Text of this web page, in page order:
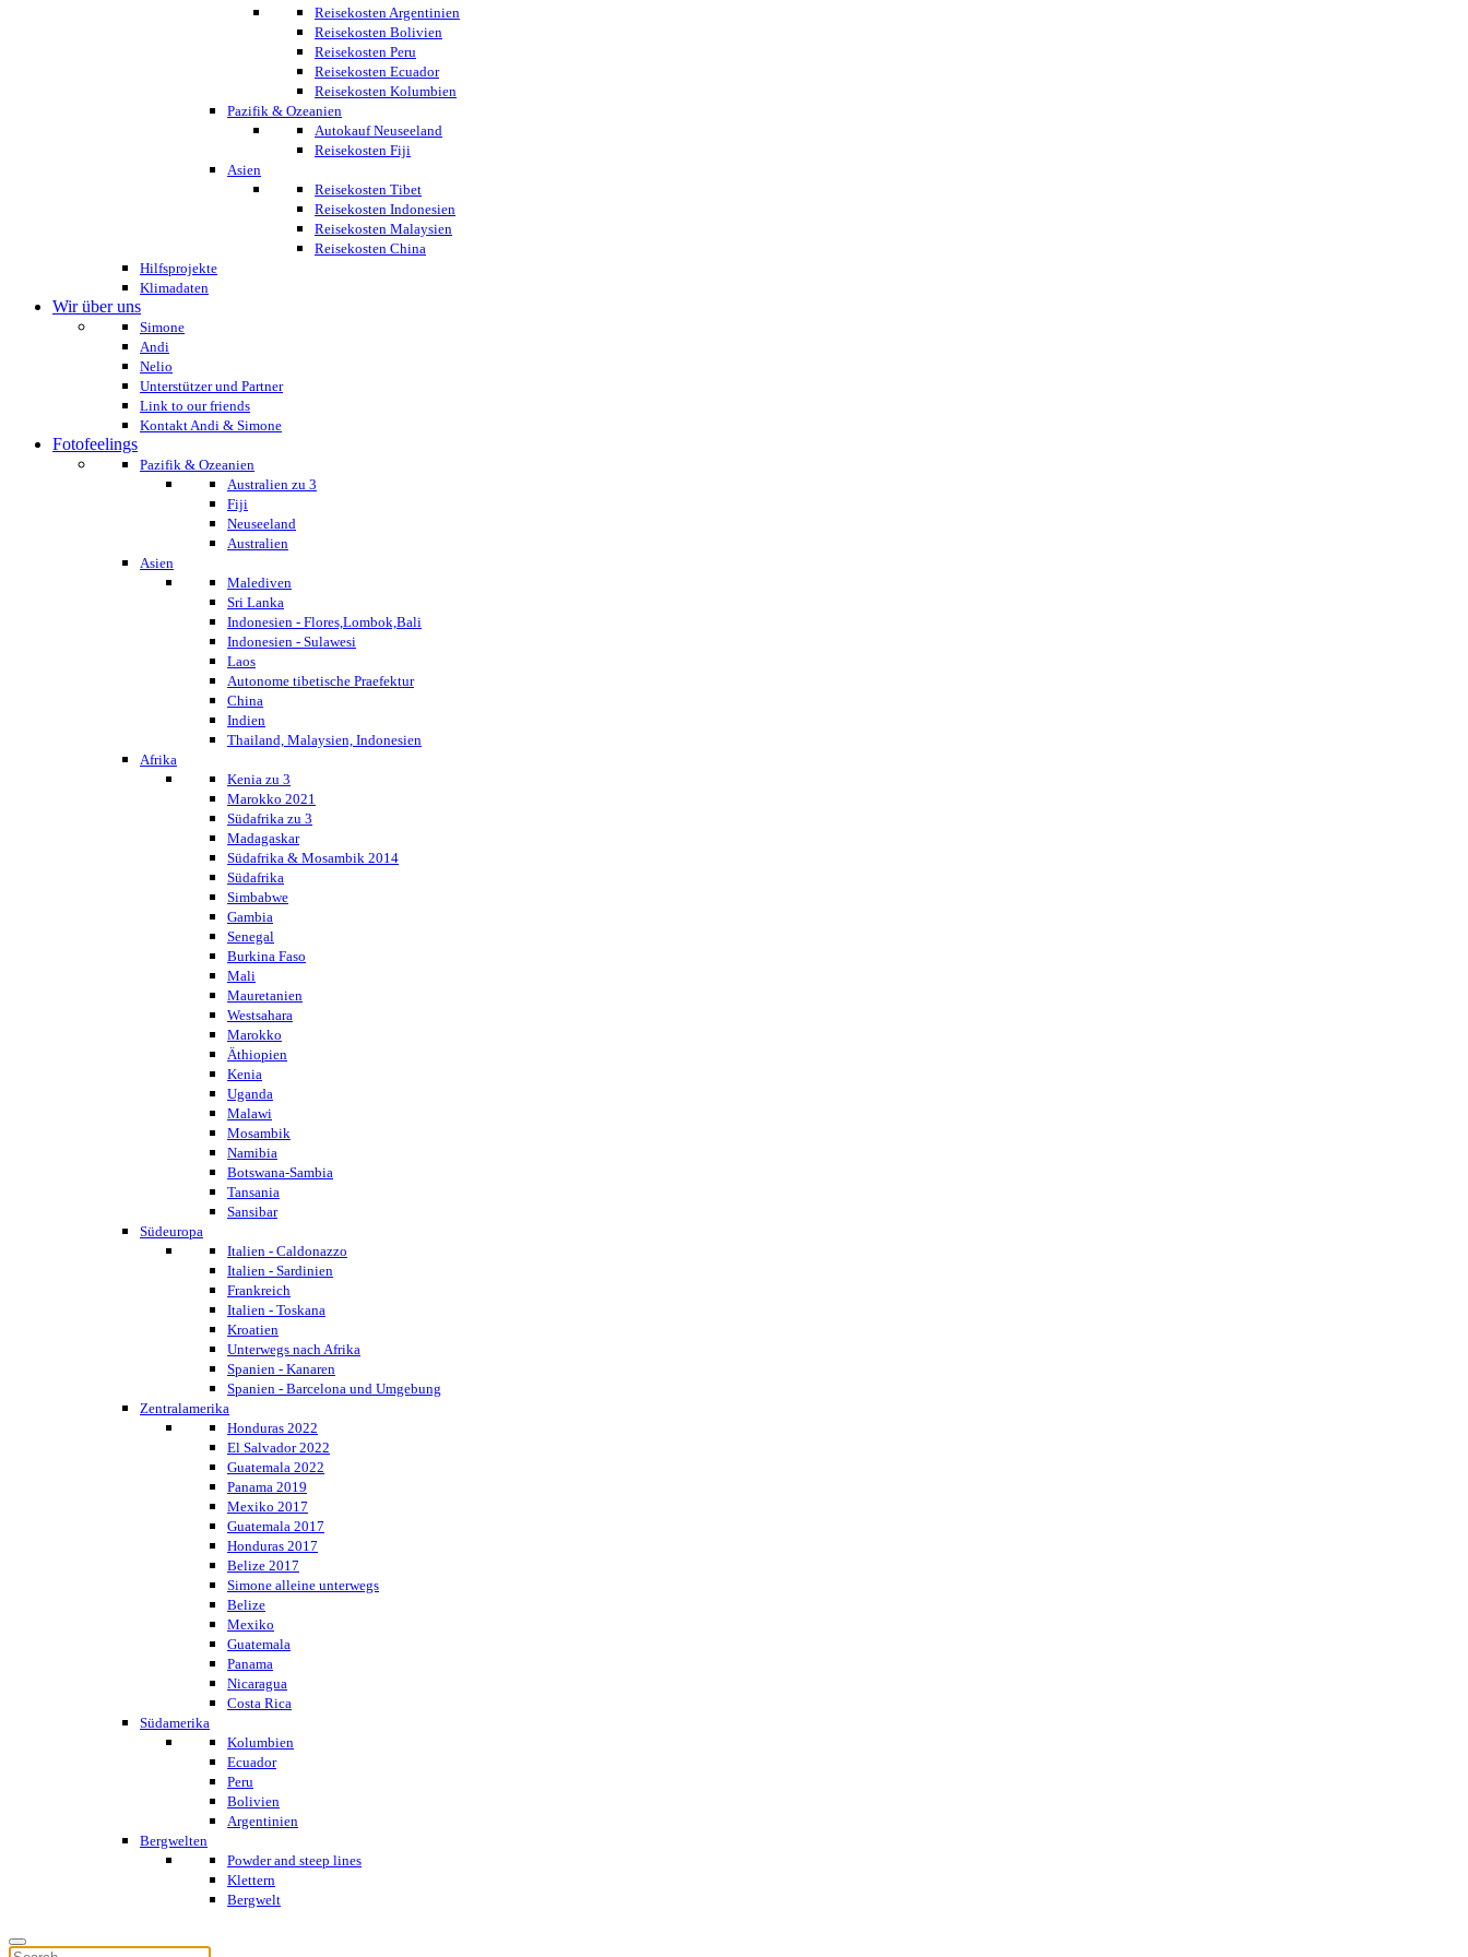
Reisekosten Argentinien
Reisekosten Bolivien
Reisekosten Peru
Reisekosten Ecuador
Reisekosten Kolumbien
Pazifik & Ozeanien
Autokauf Neuseeland
Reisekosten Fiji
Asien
Reisekosten Tibet
Reisekosten Indonesien
Reisekosten Malaysien
Reisekosten China
Hilfsprojekte
Klimadaten
Wir über uns
Simone
Andi
Nelio
Unterstützer und Partner
Link to our friends
Kontakt Andi & Simone
Fotofeelings
Pazifik & Ozeanien
Australien zu 3
Fiji
Neuseeland
Australien
Asien
Malediven
Sri Lanka
Indonesien - Flores,Lombok,Bali
Indonesien - Sulawesi
Laos
Autonome tibetische Praefektur
China
Indien
Thailand, Malaysien, Indonesien
Afrika
Kenia zu 3
Marokko 2021
Südafrika zu 3
Madagaskar
Südafrika & Mosambik 2014
Südafrika
Simbabwe
Gambia
Senegal
Burkina Faso
Mali
Mauretanien
Westsahara
Marokko
Äthiopien
Kenia
Uganda
Malawi
Mosambik
Namibia
Botswana-Sambia
Tansania
Sansibar
Südeuropa
Italien - Caldonazzo
Italien - Sardinien
Frankreich
Italien - Toskana
Kroatien
Unterwegs nach Afrika
Spanien - Kanaren
Spanien - Barcelona und Umgebung
Zentralamerika
Honduras 2022
El Salvador 2022
Guatemala 2022
Panama 2019
Mexiko 2017
Guatemala 2017
Honduras 2017
Belize 2017
Simone alleine unterwegs
Belize
Mexiko
Guatemala
Panama
Nicaragua
Costa Rica
Südamerika
Kolumbien
Ecuador
Peru
Bolivien
Argentinien
Bergwelten
Powder and steep lines
Klettern
Bergwelt